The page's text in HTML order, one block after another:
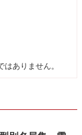
ありません。